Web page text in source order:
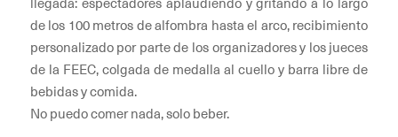
de los 100 metros de alfombra hasta el arco, recibimiento
personalizado por parte de los organizadores y los jueces
de la FEEC, colgada de medalla al cuello y barra libre de
bebidas y comida.
No puedo comer nada, solo beber.